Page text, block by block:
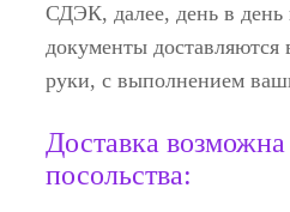
СДЭК, далее, день в
документы доставляются
руки, с выполнением
Доставка
посольства: